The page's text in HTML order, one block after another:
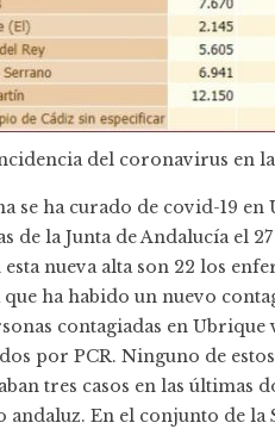
del coronavirus en
se ha curado de covid-19
de la Junta de Andalucía el
nueva alta son 22 los
que ha habido un nuevo
contagiadas en Ubrique
por PCR. Ninguno de
tres casos en las últimas
andaluz. En el conjunto de